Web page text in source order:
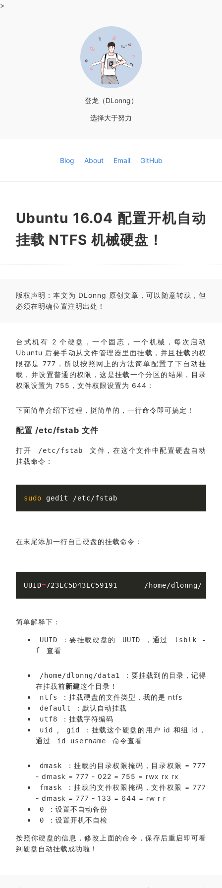
>
登龙（DLonng）
选择大于努力
Blog About Email GitHub
Ubuntu 16.04 配置开机自动
挂载 NTFS 机械硬盘！
版权声明：本文为 DLonng 原创文章，可以随意转载，但
必须在明确位置注明出处！
台式机有 2 个硬盘，一个固态，一个机械，每次启动
Ubuntu 后要手动从文件管理器里面挂载，并且挂载的权
限都是 777，所以按照网上的方法简单配置了下自动挂
载，并设置普通的权限，这是挂载一个分区的结果，目录
权限设置为 755，文件权限设置为 644：
下面简单介绍下过程，挺简单的，一行命令即可搞定！
配置 /etc/fstab 文件
打开 /etc/fstab
文件，在这个文件中配置硬盘自动
挂载命令：
sudo
在末尾添加一行自己硬盘的挂载命令：
UUID=723EC5D43EC59191      /home/
简单解释下：
UUID ：要挂载硬盘的 UUID ，通过 lsblk -
f 查看
/home/dlonng/data1
：要挂载到的目录，记得
在挂载前新建这个目录！
ntfs ：挂载硬盘的文件类型，我的是 ntfs
default ：默认自动挂载
utf8 ：挂载字符编码
uid , gid
：挂载这个硬盘的用户 id 和组 id，
通过
id username 命令查看
dmask
：挂载的目录权限掩码，目录权限 = 777
- dmask = 777 - 022 = 755 = rwx rx rx
fmask
：挂载的文件权限掩码，文件权限 = 777
- dmask = 777 - 133 = 644 = rw r r
0 ：设置不自动备份
0 ：设置开机不自检
按照你硬盘的信息，修改上面的命令，保存后重启即可看
到硬盘自动挂载成功啦！